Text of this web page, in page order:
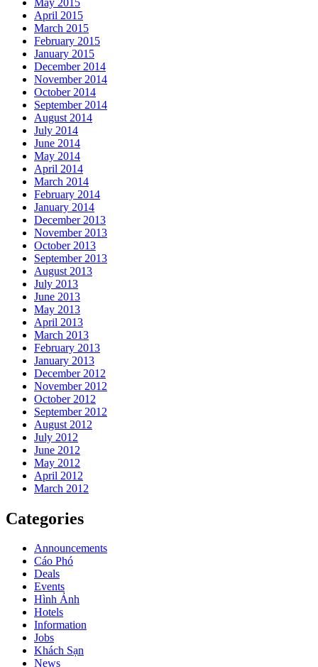
April 2015
March 2015
February 2015
January 2015
December 2014
November 2014
October 2014
September 2014
August 2014
July 2014
June 2014
May 2014
April 2014
March 2014
February 2014
January 2014
December 2013
November 2013
October 2013
September 2013
August 2013
July 2013
June 2013
May 2013
April 2013
March 2013
February 2013
January 2013
December 2012
November 2012
October 2012
September 2012
August 2012
July 2012
June 2012
May 2012
April 2012
March 2012
Categories
Announcements
Cáo Phó
Deals
Events
Hình Ảnh
Hotels
Information
Jobs
Khách Sạn
News